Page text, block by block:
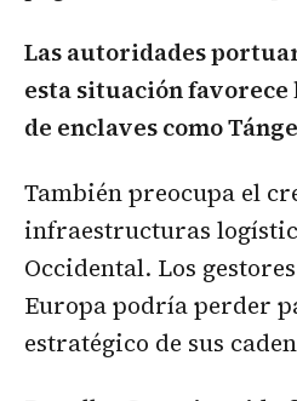
Las autoridades
esta situación
de enclaves como
También preocupa el
infraestructuras
Occidental. Los
Europa podría perder
estratégico de sus